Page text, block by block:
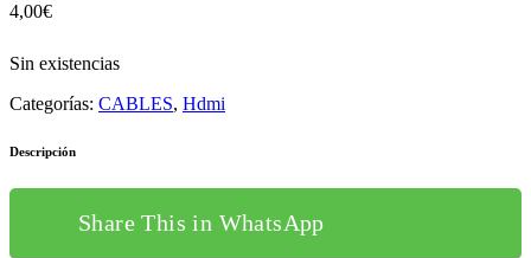
4,00€
Sin existencias
Categorías: CABLES, Hdmi
Descripción
Share This in WhatsApp